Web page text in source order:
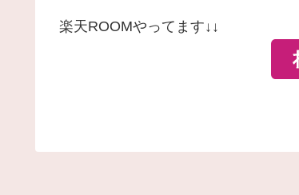
楽天ROOMやってます↓↓